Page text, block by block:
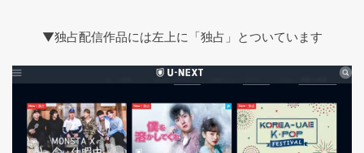
▼独占配信作品には左上に「独占」とついています